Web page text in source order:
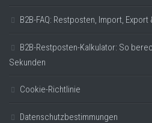
B2B-FAQ: Restposten, Import,
B2B-Restposten-Kalkulator: So
Sekunden
Cookie-Richtlinie
Datenschutzbestimmungen